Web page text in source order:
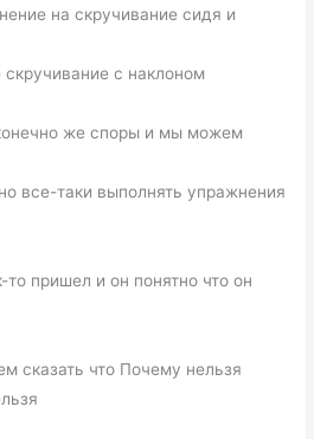
на скручивание сидя и
с наклоном
же споры и мы можем
все-таки выполнять упражнения
пришел и он понятно что он
сказать что Почему нельзя